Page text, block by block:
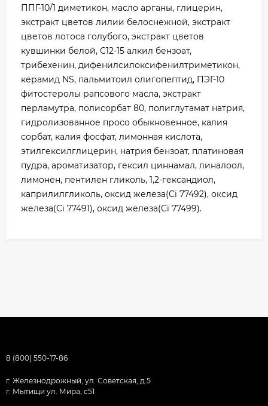
ППГ-10/1 диметикон, масло арганы, глицерин,
экстракт цветов лилии белоснежной, экстракт
цветов лотоса голубого, экстракт цветов
кувшинки белой, С12-15 алкил бензоат,
трибехенин, дифенилсилоксифенилтриметикон,
керамид NS, пальмитоил олигопептид, ПЭГ-10
фитостеролы рапсового масла, экстракт
перламутра, полисорбат 80, полиглутамат натрия,
гидролизованное просо обыкновенное, калия
сорбат, калия фосфат, лимонная кислота,
этилгексилглицерин, натрия бензоат, платиновая
пудра, ароматизатор, гексил циннамал, линалоол,
лимонен, пентилен гликоль, 1,2-гександиол,
каприлилгликоль, оксид железа(Ci 77492), оксид
железа(Ci 77491), оксид железа(Ci 77499).
8 (800) 550-17-86
г. Железнодрожный, ул. Советская, д.5
г. Мытищи ул. Мира, с51